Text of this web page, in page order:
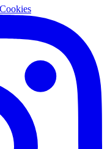
Cookies